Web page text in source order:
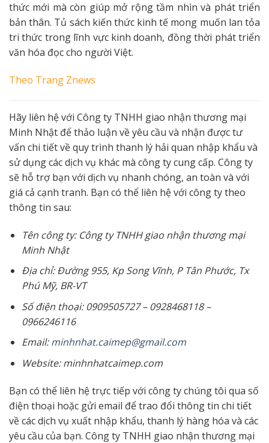
thức mới mà còn giúp mở rộng tầm nhìn và phát triển
bản thân. Tủ sách kiến thức kinh tế mong muốn lan tỏa
tri thức trong lĩnh vực kinh doanh, đồng thời phát triển
văn hóa đọc cho người Việt.
Theo Trang Znews
Hãy liên hệ với Công ty TNHH giao nhận thương mại
Minh Nhật để thảo luận về yêu cầu và nhận được tư
vấn chi tiết về quy trình thanh lý hải quan nhập khẩu và
sử dụng các dịch vụ khác mà công ty cung cấp. Công ty
sẽ hỗ trợ bạn với dịch vụ nhanh chóng, an toàn và với
giá cả cạnh tranh. Bạn có thể liên hệ với công ty theo
thông tin sau:
Tên công ty: Công ty TNHH giao nhận thương mại
Minh Nhật
Địa chỉ: Đường 955, Kp Song Vĩnh, P Tân Phước, Tx
Phú Mỹ, BR-VT
Số điện thoại: 0909505727 – 0928468118 –
0966246116
Email:minhnhat.caimep@gmail.com
Website: minhnhatcaimep.com
Bạn có thể liên hệ trực tiếp với công ty chúng tôi qua số
điện thoại hoặc gửi email để trao đổi thông tin chi tiết
về các dịch vụ xuất nhập khẩu, thanh lý hàng hóa và các
yêu cầu của bạn. Công ty TNHH giao nhận thương mại